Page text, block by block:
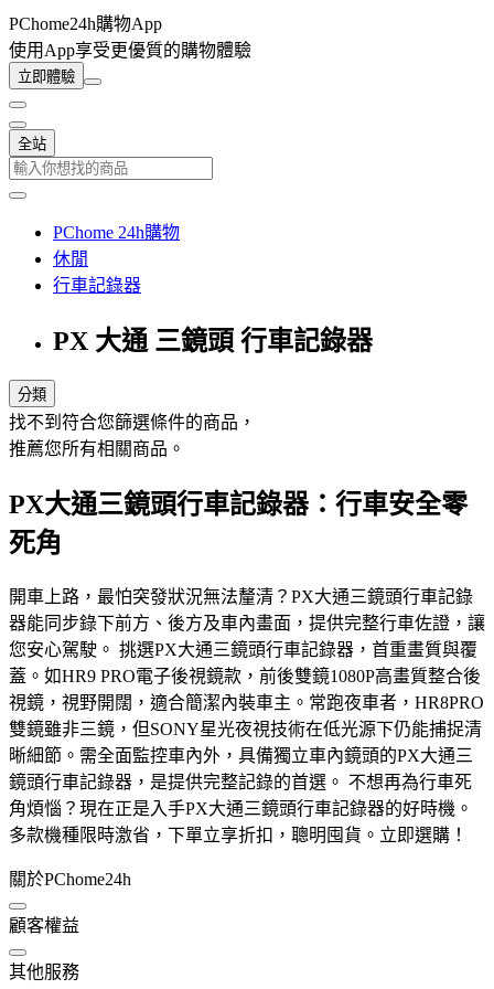
PChome24h購物App
使用App享受更優質的購物體驗
立即體驗
全站
PChome 24h購物
休閒
行車記錄器
PX 大通 三鏡頭 行車記錄器
分類
找不到符合您篩選條件的商品，
推薦您所有相關商品。
PX大通三鏡頭行車記錄器：行車安全零
死角
開車上路，最怕突發狀況無法釐清？PX大通三鏡頭行車記錄
器能同步錄下前方、後方及車內畫面，提供完整行車佐證，讓
您安心駕駛。 挑選PX大通三鏡頭行車記錄器，首重畫質與覆
蓋。如HR9 PRO電子後視鏡款，前後雙鏡1080P高畫質整合後
視鏡，視野開闊，適合簡潔內裝車主。常跑夜車者，HR8PRO
雙鏡雖非三鏡，但SONY星光夜視技術在低光源下仍能捕捉清
晰細節。需全面監控車內外，具備獨立車內鏡頭的PX大通三
鏡頭行車記錄器，是提供完整記錄的首選。 不想再為行車死
角煩惱？現在正是入手PX大通三鏡頭行車記錄器的好時機。
多款機種限時激省，下單立享折扣，聰明囤貨。立即選購！
關於PChome24h
顧客權益
其他服務